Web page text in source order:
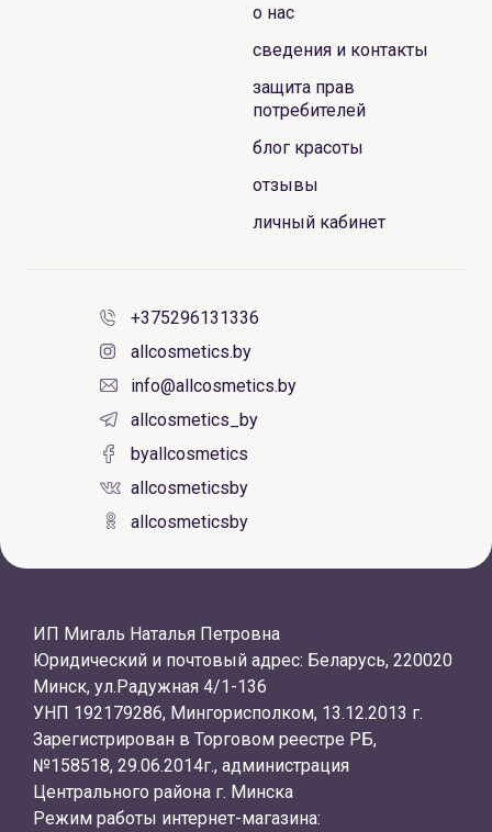
о нас
сведения и контакты
защита прав
потребителей
блог красоты
отзывы
личный кабинет
+375296131336
allcosmetics.by
info@allcosmetics.by
allcosmetics_by
byallcosmetics
allcosmeticsby
allcosmeticsby
ИП Мигаль Наталья Петровна
Юридический и почтовый адрес: Беларусь, 220020
Минск, ул.Радужная 4/1-136
УНП 192179286, Мингорисполком, 13.12.2013 г.
Зарегистрирован в Торговом реестре РБ,
№158518, 29.06.2014г., администрация
Центрального района г. Минска
Режим работы интернет-магазина: